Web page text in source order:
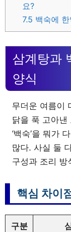
요?
7.5 백숙에
삼계탕과
양식
무더운 여름이
닭을 푹 고아낸
‘백숙’을 뭐가
많다. 사실 둘
구성과 조리 방
핵심 차이
구분